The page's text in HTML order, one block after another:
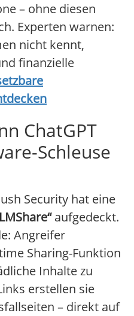
– ohne diesen
Experten warnen:
nicht kennt,
finanzielle
ChatGPT
Schleuse
Security hat eine
aufgedeckt.
Angreifer
Sharing-Funktion
Inhalte zu
erstellen sie
– direkt auf